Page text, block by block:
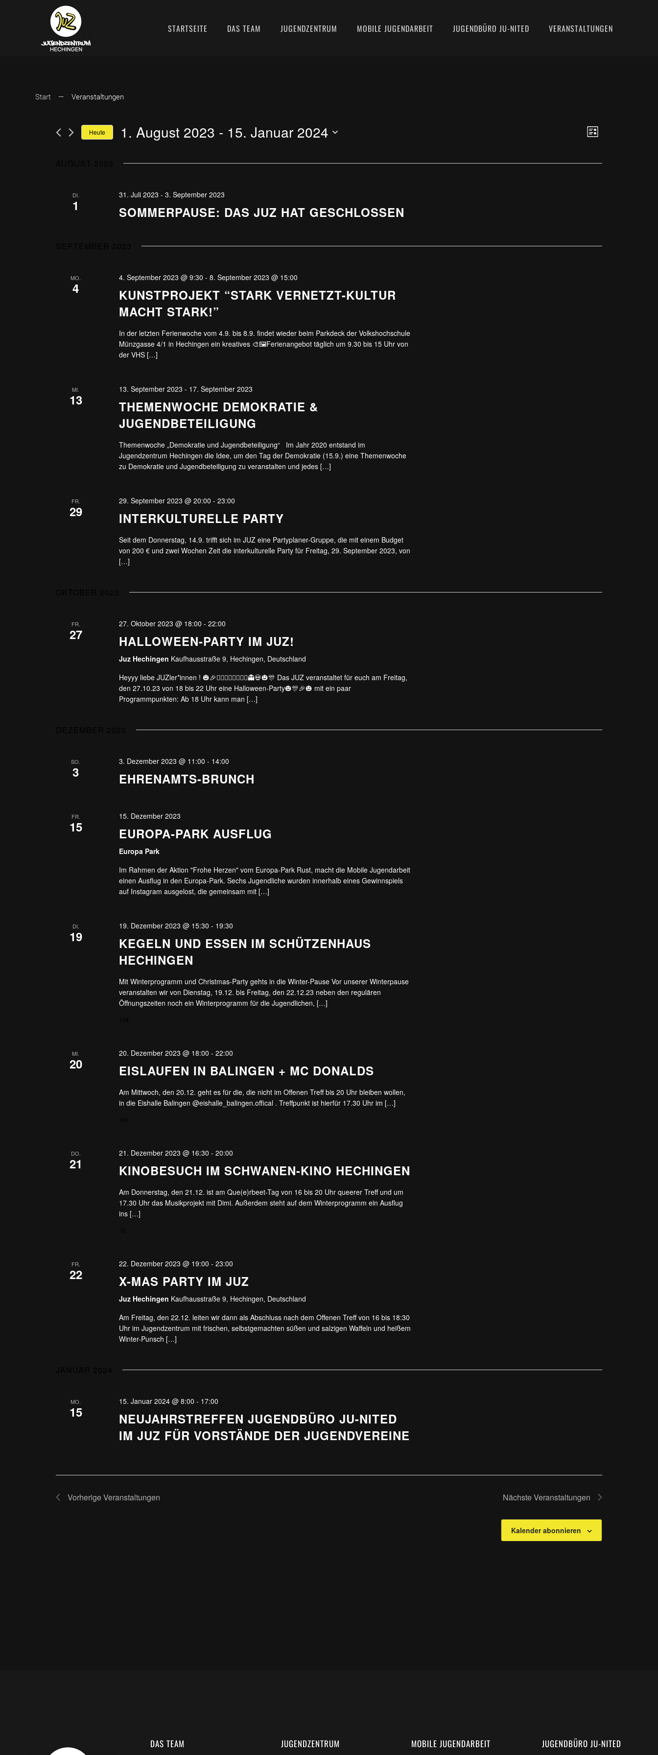
STARTSEITE DAS TEAM JUGENDZENTRUM MOBILE JUGENDARBEIT JUGENDBÜRO JU-NITED VERANSTALTUNGEN
Start Veranstaltungen
NAVIGATION
Liste
Heute 1. August 2023 - 15. Januar 2024
DI.
1
31. Juli 2023 -3. September 2023
SOMMERPAUSE: DAS JUZ HAT GESCHLOSSEN
MO.
4
4. September 2023 @ 9:30 -8. September 2023 @ 15:00
KUNSTPROJEKT “STARK VERNETZT-KULTUR
MACHT STARK!”
In der letzten Ferienwoche vom 4.9. bis 8.9. findet wieder beim Parkdeck der Volkshochschule
Münzgasse 4/1 in Hechingen ein kreatives 🎨🖼Ferienangebot täglich um 9.30 bis 15 Uhr von
der VHS […]
MI.
13
13. September 2023 - 17. September 2023
THEMENWOCHE DEMOKRATIE &
JUGENDBETEILIGUNG
Themenwoche „Demokratie und Jugendbeteiligung“ Im Jahr 2020 entstand im
Jugendzentrum Hechingen die Idee, um den Tag der Demokratie (15.9.) eine Themenwoche
zu Demokratie und Jugendbeteiligung zu veranstalten und jedes […]
FR.
29
29. September 2023 @ 20:00 -23:00
INTERKULTURELLE PARTY
Seit dem Donnerstag, 14.9. trifft sich im JUZ eine Partyplaner-Gruppe, die mit einem Budget
von 200 € und zwei Wochen Zeit die interkulturelle Party für Freitag, 29. September 2023, von
[…]
FR.
27
27. Oktober 2023 @ 18:00 -22:00
HALLOWEEN-PARTY IM JUZ!
Juz Hechingen Kaufhausstraße 9, Hechingen, Deutschland
Heyyy liebe JUZler*innen ! 🎃🎉🧛‍♂️🧛‍♀️🧟‍♂️🧟‍♀️👻💀🎃🎊 Das JUZ veranstaltet für euch am Freitag,
den 27.10.23 von 18 bis 22 Uhr eine Halloween-Party🎃🎊🎉🎃 mit ein paar
Programmpunkten: Ab 18 Uhr kann man […]
SO.
3
3. Dezember 2023 @ 11:00 - 14:00
EHRENAMTS-BRUNCH
FR.
15
15. Dezember 2023
EUROPA-PARK AUSFLUG
Europa Park
Im Rahmen der Aktion "Frohe Herzen" vom Europa-Park Rust, macht die Mobile Jugendarbeit
einen Ausflug in den Europa-Park. Sechs Jugendliche wurden innerhalb eines Gewinnspiels
auf Instagram ausgelost, die gemeinsam mit […]
DI.
19
19. Dezember 2023 @ 15:30 - 19:30
KEGELN UND ESSEN IM SCHÜTZENHAUS
HECHINGEN
Mit Winterprogramm und Christmas-Party gehts in die Winter-Pause Vor unserer Winterpause
veranstalten wir von Dienstag, 19.12. bis Freitag, den 22.12.23 neben den regulären
Öffnungszeiten noch ein Winterprogramm für die Jugendlichen, […]
MI.
20
20. Dezember 2023 @ 18:00 -22:00
EISLAUFEN IN BALINGEN + MC DONALDS
Am Mittwoch, den 20.12. geht es für die, die nicht im Offenen Treff bis 20 Uhr bleiben wollen,
in die Eishalle Balingen @eishalle_balingen.offical . Treffpunkt ist hierfür 17.30 Uhr im […]
DO.
21
21. Dezember 2023 @ 16:30 -20:00
KINOBESUCH IM SCHWANEN-KINO HECHINGEN
Am Donnerstag, den 21.12. ist am Que(e)rbeet-Tag von 16 bis 20 Uhr queerer Treff und um
17.30 Uhr das Musikprojekt mit Dimi. Außerdem steht auf dem Winterprogramm ein Ausflug
ins […]
FR.
22
22. Dezember 2023 @ 19:00 -23:00
X-MAS PARTY IM JUZ
Juz Hechingen Kaufhausstraße 9, Hechingen, Deutschland
Am Freitag, den 22.12. leiten wir dann als Abschluss nach dem Offenen Treff von 16 bis 18:30
Uhr im Jugendzentrum mit frischen, selbstgemachten süßen und salzigen Waffeln und heißem
Winter-Punsch […]
MO.
15
15. Januar 2024 @ 8:00 - 17:00
NEUJAHRSTREFFEN JUGENDBÜRO JU-NITED
IM JUZ FÜR VORSTÄNDE DER JUGENDVEREINE
VorherigeVeranstaltungen NächsteVeranstaltungen
Kalender abonnieren
DAS TEAM JUGENDZENTRUM MOBILE JUGENDARBEIT JUGENDBÜRO JU-NITED